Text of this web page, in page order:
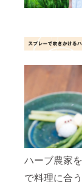
ハーブ農家
で料理に合